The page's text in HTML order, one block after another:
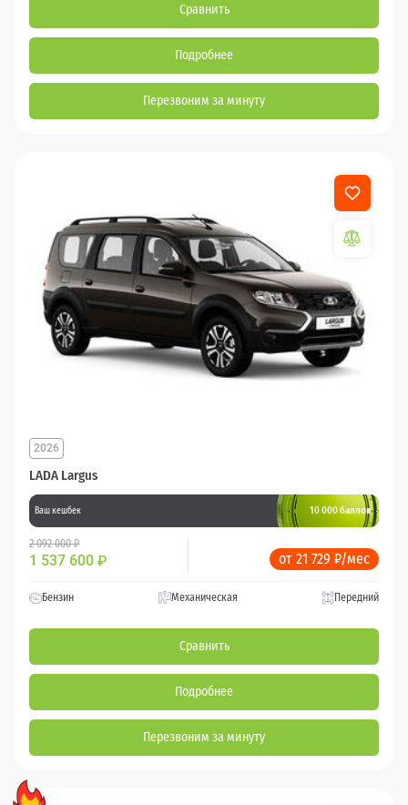
Сравнить
Подробнее
Перезвоним за минуту
LADA Largus
2026
Ваш кешбек 10 000 баллов
2 092 000 ₽
1 537 600 ₽ от 21 729 ₽/мес
Бензин Механическая Передний
Сравнить
Подробнее
Перезвоним за минуту